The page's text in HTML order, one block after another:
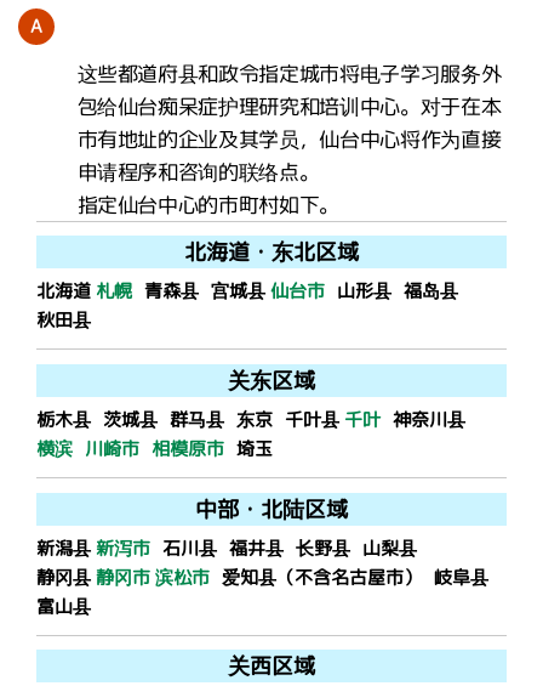
A
这些都道府县和政令指定城市将电子学习服务外
包给仙台痴呆症护理研究和培训中心。对于在本
市有地址的企业及其学员，仙台中心将作为直接
申请程序和咨询的联络点。
指定仙台中心的市町村如下。
北海道 ・ 东北区域
北海道 札幌 青森县 宫城县仙台市 山形县 福岛县
秋田县
关东区域
栃木县 茨城县 群马县 东京 千叶县 千叶 神奈川县
横滨 川崎市 相模原市 埼玉
中部 ・ 北陆区域
新潟县 新泻市 石川县 福井县 长野县 山梨县
静冈县静冈市滨松市 爱知县（不含名古屋市）
岐阜县
富山县
关西区域